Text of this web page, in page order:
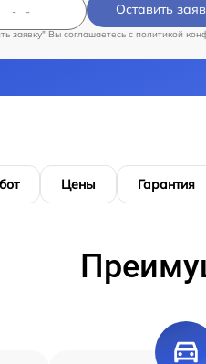
Оставить
заявку" Вы соглашаетесь c политикой
Цены Гарантия